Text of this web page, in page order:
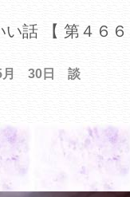
話 【 第４６６
月 30日 談